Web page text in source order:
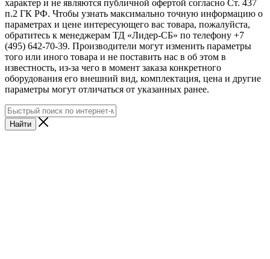
характер и не являются публичной офертой согласно Ст. 437
п.2 ГК РФ. Чтобы узнать максимально точную информацию о
параметрах и цене интересующего вас товара, пожалуйста,
обратитесь к менеджерам ТД «Лидер-СБ» по телефону +7
(495) 642-70-39. Производители могут изменить параметры
того или иного товара и не поставить нас в об этом в
известность, из-за чего в момент заказа конкретного
оборудования его внешний вид, комплектация, цена и другие
параметры могут отличаться от указанных ранее.
Найти